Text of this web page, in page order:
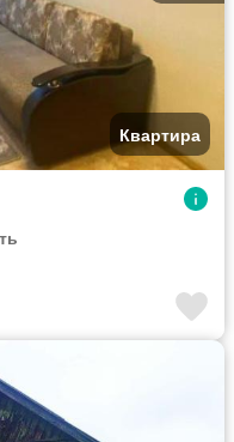
Квартира